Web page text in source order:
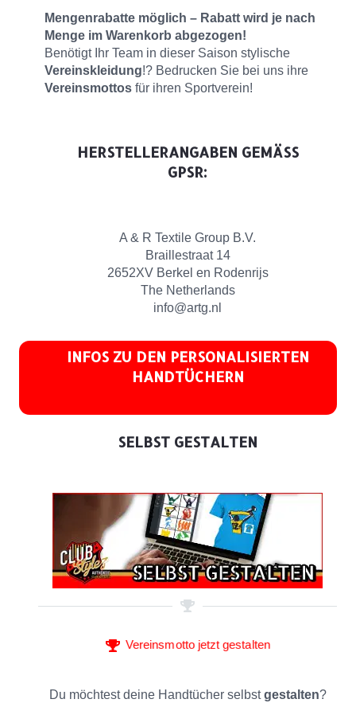
Mengenrabatte möglich – Rabatt wird je nach
Menge im Warenkorb abgezogen!
Benötigt Ihr Team in dieser Saison stylische
Vereinskleidung!? Bedrucken Sie bei uns ihre
Vereinsmottos für ihren Sportverein!
HERSTELLERANGABEN GEMÄSS G
PSR:
A & R Textile Group B.V.
Braillestraat 14
2652XV Berkel en Rodenrijs
The Netherlands
info@artg.nl
INFOS ZU DEN PERSONALISIERTEN
HANDTÜCHERN
SELBST GESTALTEN
Vereinsmotto jetzt gestalten
Du möchtest deine Handtücher selbstgestalten?